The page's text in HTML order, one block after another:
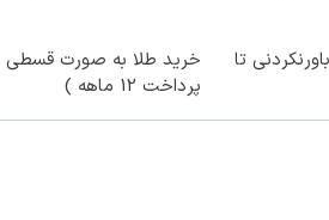
تا
خرید طلا به صورت قسطی
پرداخت 12 ماهه )